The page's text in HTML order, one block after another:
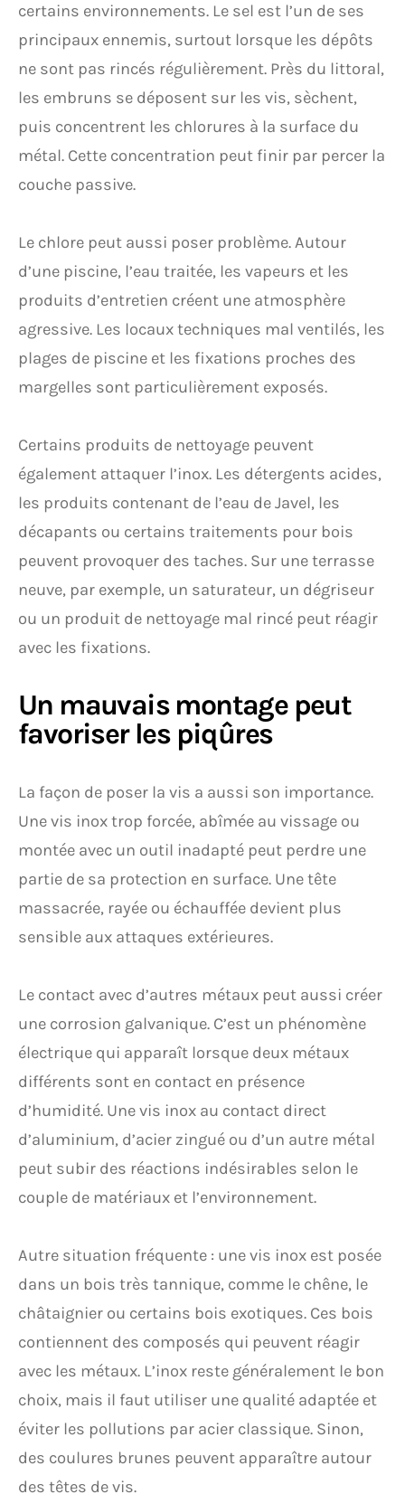
certains environnements. Le sel est l’un de ses
principaux ennemis, surtout lorsque les dépôts
ne sont pas rincés régulièrement. Près du littoral,
les embruns se déposent sur les vis, sèchent,
puis concentrent les chlorures à la surface du
métal. Cette concentration peut finir par percer la
couche passive.
Le chlore peut aussi poser problème. Autour
d’une piscine, l’eau traitée, les vapeurs et les
produits d’entretien créent une atmosphère
agressive. Les locaux techniques mal ventilés, les
plages de piscine et les fixations proches des
margelles sont particulièrement exposés.
Certains produits de nettoyage peuvent
également attaquer l’inox. Les détergents acides,
les produits contenant de l’eau de Javel, les
décapants ou certains traitements pour bois
peuvent provoquer des taches. Sur une terrasse
neuve, par exemple, un saturateur, un dégriseur
ou un produit de nettoyage mal rincé peut réagir
avec les fixations.
Un mauvais montage peut
favoriser les piqûres
La façon de poser la vis a aussi son importance.
Une vis inox trop forcée, abîmée au vissage ou
montée avec un outil inadapté peut perdre une
partie de sa protection en surface. Une tête
massacrée, rayée ou échauffée devient plus
sensible aux attaques extérieures.
Le contact avec d’autres métaux peut aussi créer
une corrosion galvanique. C’est un phénomène
électrique qui apparaît lorsque deux métaux
différents sont en contact en présence
d’humidité. Une vis inox au contact direct
d’aluminium, d’acier zingué ou d’un autre métal
peut subir des réactions indésirables selon le
couple de matériaux et l’environnement.
Autre situation fréquente : une vis inox est posée
dans un bois très tannique, comme le chêne, le
châtaignier ou certains bois exotiques. Ces bois
contiennent des composés qui peuvent réagir
avec les métaux. L’inox reste généralement le bon
choix, mais il faut utiliser une qualité adaptée et
éviter les pollutions par acier classique. Sinon,
des coulures brunes peuvent apparaître autour
des têtes de vis.